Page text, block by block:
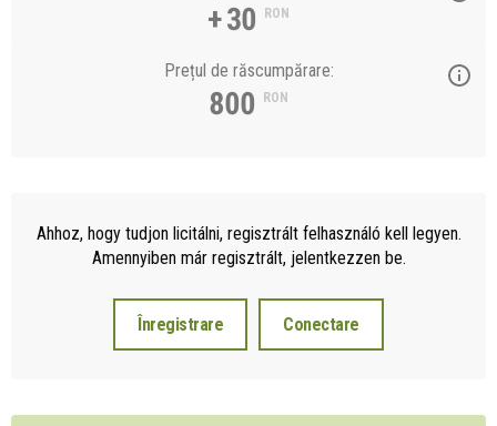
+ 30 RON
Prețul de răscumpărare:
800 RON
Ahhoz, hogy tudjon licitálni, regisztrált felhasználó kell legyen.
Amennyiben már regisztrált, jelentkezzen be.
Înregistrare Conectare